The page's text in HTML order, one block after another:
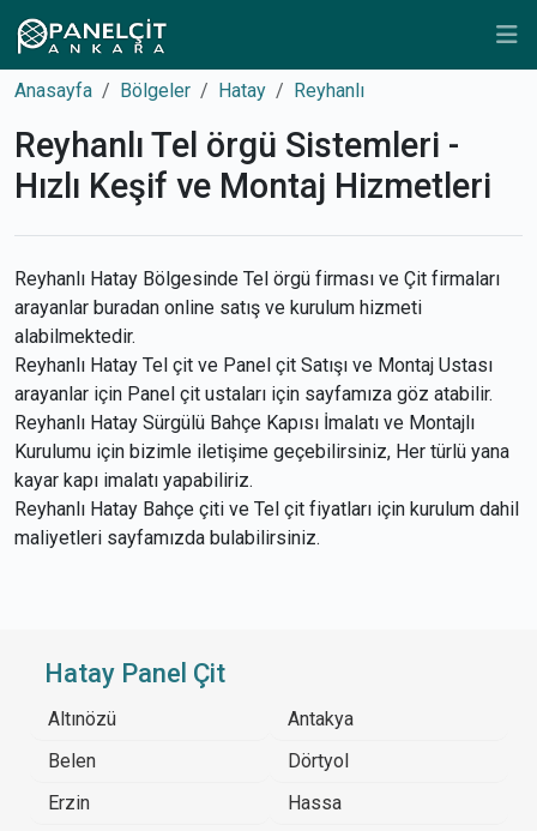
Anasayfa Bölgeler Hatay Reyhanlı
Reyhanlı Tel örgü Sistemleri -
Hızlı Keşif ve Montaj Hizmetleri
Reyhanlı Hatay Bölgesinde Tel örgü firması ve Çit firmaları
arayanlar buradan online satış ve kurulum hizmeti
alabilmektedir.
Reyhanlı Hatay Tel çit ve Panel çit Satışı ve Montaj Ustası
arayanlar için Panel çit ustaları için sayfamıza göz atabilir.
Reyhanlı Hatay Sürgülü Bahçe Kapısı İmalatı ve Montajlı
Kurulumu için bizimle iletişime geçebilirsiniz, Her türlü yana
kayar kapı imalatı yapabiliriz.
Reyhanlı Hatay Bahçe çiti ve Tel çit fiyatları için kurulum dahil
maliyetleri sayfamızda bulabilirsiniz.
Hatay Panel Çit
Altınözü
Antakya
Belen
Dörtyol
Erzin
Hassa